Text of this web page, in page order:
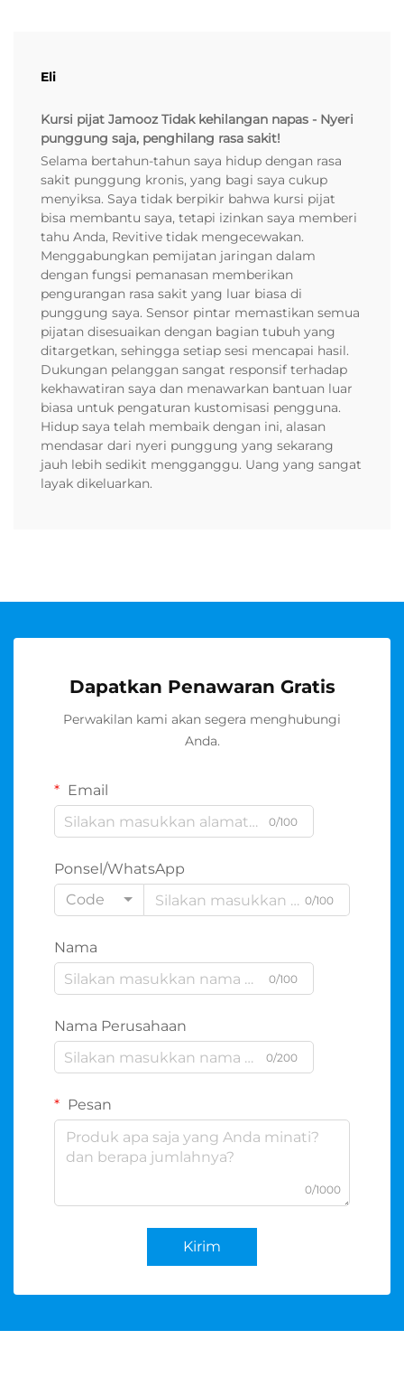
Eli
Kursi pijat Jamooz Tidak kehilangan napas - Nyeri
punggung saja, penghilang rasa sakit!
Selama bertahun-tahun saya hidup dengan rasa
sakit punggung kronis, yang bagi saya cukup
menyiksa. Saya tidak berpikir bahwa kursi pijat
bisa membantu saya, tetapi izinkan saya memberi
tahu Anda, Revitive tidak mengecewakan.
Menggabungkan pemijatan jaringan dalam
dengan fungsi pemanasan memberikan
pengurangan rasa sakit yang luar biasa di
punggung saya. Sensor pintar memastikan semua
pijatan disesuaikan dengan bagian tubuh yang
ditargetkan, sehingga setiap sesi mencapai hasil.
Dukungan pelanggan sangat responsif terhadap
kekhawatiran saya dan menawarkan bantuan luar
biasa untuk pengaturan kustomisasi pengguna.
Hidup saya telah membaik dengan ini, alasan
mendasar dari nyeri punggung yang sekarang
jauh lebih sedikit mengganggu. Uang yang sangat
layak dikeluarkan.
Dapatkan Penawaran Gratis
Perwakilan kami akan segera menghubungi
Anda.
Email
0/100
Ponsel/WhatsApp
Code
0/100
Nama
0/100
Nama Perusahaan
0/200
Pesan
0/1000
Kirim